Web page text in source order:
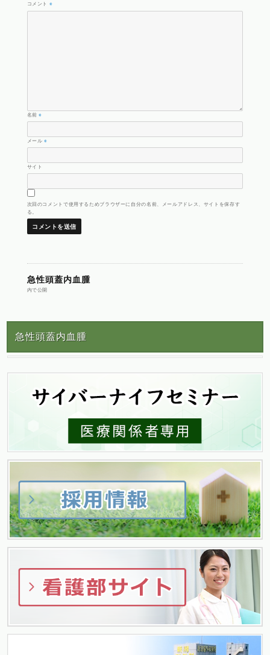
コメント ※
名前※
メール※
サイト
次回のコメントで使用するためブラウザーに自分の名前、メールアドレス、サイトを保存す
る。
投
稿
ナ
ビ
ー
シ
ョ
ン
急性頭蓋内血腫
内で公開
急性頭蓋内血腫